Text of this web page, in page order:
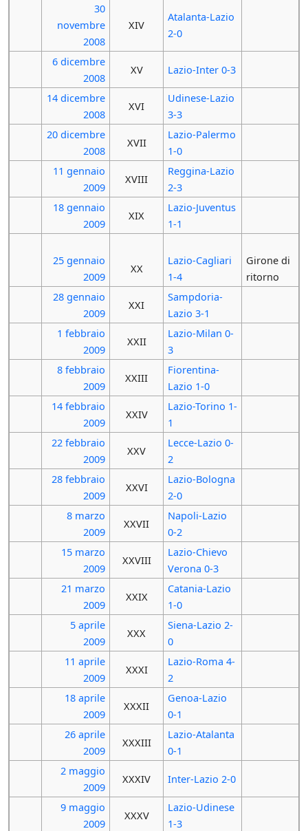
30
novembre
2008
XIV
Atalanta-Lazio
2-0
6 dicembre
2008
XV Lazio-Inter 0-3
14 dicembre
2008
XVI
Udinese-Lazio
3-3
20 dicembre
2008
XVII
Lazio-Palermo
1-0
11 gennaio
2009
XVIII
Reggina-Lazio
2-3
18 gennaio
2009
XIX
Lazio-Juventus
1-1
25 gennaio
2009
XX
Lazio-Cagliari
1-4
Girone di
ritorno
28 gennaio
2009
XXI
Sampdoria-
Lazio 3-1
1 febbraio
2009
XXII
Lazio-Milan 0-
3
8 febbraio
2009
XXIII
Fiorentina-
Lazio 1-0
14 febbraio
2009
XXIV
Lazio-Torino 1-
1
22 febbraio
2009
XXV
Lecce-Lazio 0-
2
28 febbraio
2009
XXVI
Lazio-Bologna
2-0
8 marzo
2009
XXVII
Napoli-Lazio
0-2
15 marzo
2009
XXVIII
Lazio-Chievo
Verona 0-3
21 marzo
2009
XXIX
Catania-Lazio
1-0
5 aprile
2009
XXX
Siena-Lazio 2-
0
11 aprile
2009
XXXI
Lazio-Roma 4-
2
18 aprile
2009
XXXII
Genoa-Lazio
0-1
26 aprile
2009
XXXIII
Lazio-Atalanta
0-1
2 maggio
2009
XXXIV Inter-Lazio 2-0
9 maggio
2009
XXXV
Lazio-Udinese
1-3